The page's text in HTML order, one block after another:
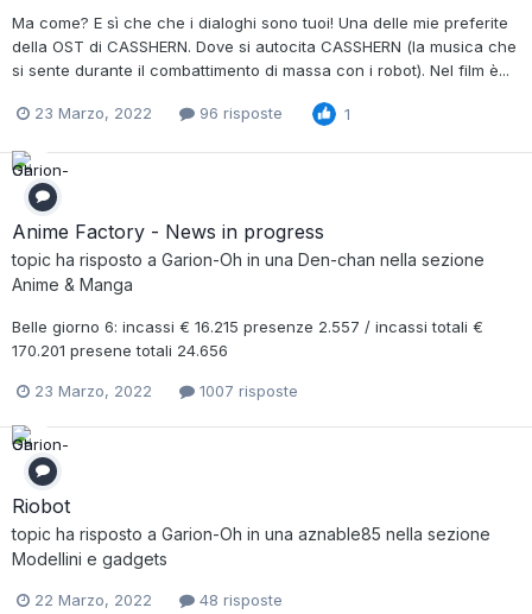
Ma come? E sì che che i dialoghi sono tuoi! Una delle mie preferite
della OST di CASSHERN. Dove si autocita CASSHERN (la musica che
si sente durante il combattimento di massa con i robot). Nel film è...
23 Marzo, 2022 96 risposte 1
Anime Factory - News in progress
topic ha risposto a Garion-Oh in una Den-chan nella sezione
Anime & Manga
Belle giorno 6: incassi € 16.215 presenze 2.557 / incassi totali €
170.201 presene totali 24.656
23 Marzo, 2022 1007 risposte
Riobot
topic ha risposto a Garion-Oh in una aznable85 nella sezione
Modellini e gadgets
22 Marzo, 2022 48 risposte